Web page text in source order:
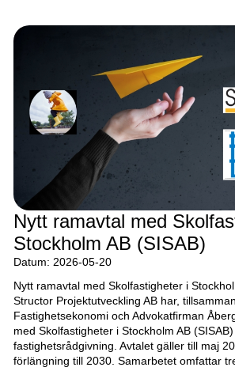
Nytt ramavtal med
Stockholm AB (SISAB)
Datum: 2026-05-20
Nytt ramavtal med Skolfastigheter i
Structor Projektutveckling AB har,
Fastighetsekonomi och Advokatfirman
med Skolfastigheter i Stockholm AB
fastighetsrådgivning. Avtalet gäller till maj
förlängning till 2030. Samarbetet omfattar